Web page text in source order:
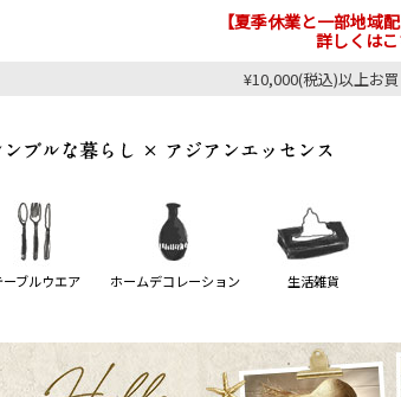
【夏季休業と一部地域
詳しくは
¥10,000(税込)以上お
ーブルウエア ホームデコレーション 生活雑貨